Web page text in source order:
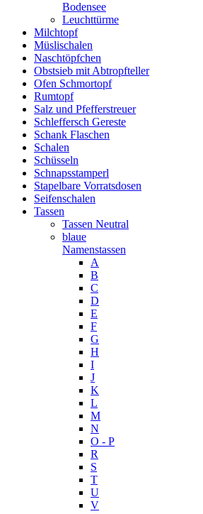
Bodensee
Leuchttürme
Milchtopf
Müslischalen
Naschtöpfchen
Obstsieb mit Abtropfteller
Ofen Schmortopf
Rumtopf
Salz und Pfefferstreuer
Schleffersch Gereste
Schank Flaschen
Schalen
Schüsseln
Schnapsstamperl
Stapelbare Vorratsdosen
Seifenschalen
Tassen
Tassen Neutral
blaue
Namenstassen
A
B
C
D
E
F
G
H
I
J
K
L
M
N
O - P
R
S
T
U
V